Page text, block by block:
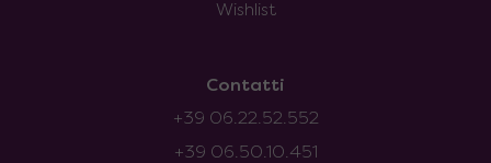
Wishlist
Contatti
+39 06.22.52.552
+39 06.50.10.451